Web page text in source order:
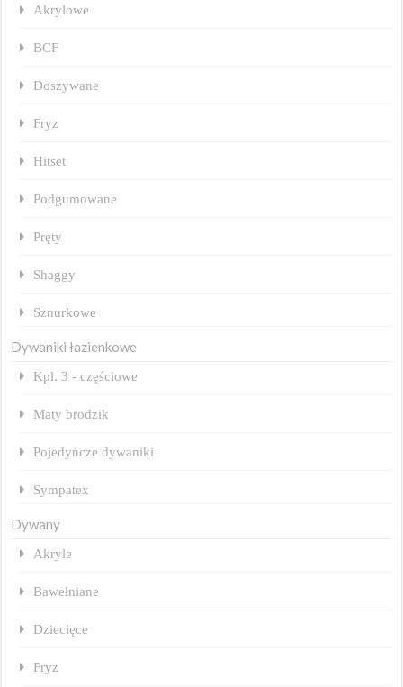
Akrylowe
BCF
Doszywane
Fryz
Hitset
Podgumowane
Pręty
Shaggy
Sznurkowe
Dywaniki łazienkowe
Kpl. 3 - częściowe
Maty brodzik
Pojedyńcze dywaniki
Sympatex
Dywany
Akryle
Bawełniane
Dziecięce
Fryz